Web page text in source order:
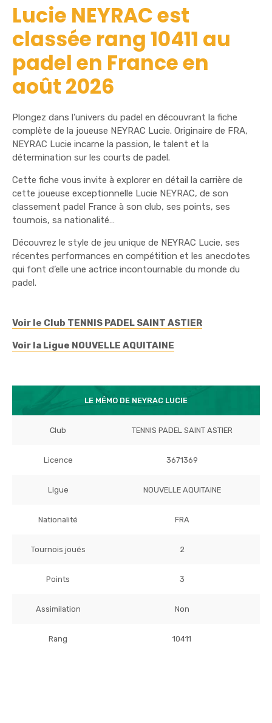
Lucie NEYRAC est
classée rang 10411 au
padel en France en
août 2026
Plongez dans l’univers du padel en découvrant la fiche
complète de la joueuse NEYRAC Lucie. Originaire de FRA,
NEYRAC Lucie incarne la passion, le talent et la
détermination sur les courts de padel.
Cette fiche vous invite à explorer en détail la carrière de
cette joueuse exceptionnelle Lucie NEYRAC, de son
classement padel France à son club, ses points, ses
tournois, sa nationalité…
Découvrez le style de jeu unique de NEYRAC Lucie, ses
récentes performances en compétition et les anecdotes
qui font d’elle une actrice incontournable du monde du
padel.
Voir le Club TENNIS PADEL SAINT ASTIER
Voir la Ligue NOUVELLE AQUITAINE
LE MÉMO DE NEYRAC LUCIE
Club TENNIS PADEL SAINT ASTIER
Licence 3671369
Ligue NOUVELLE AQUITAINE
Nationalité FRA
Tournois joués 2
Points 3
Assimilation Non
Rang 10411